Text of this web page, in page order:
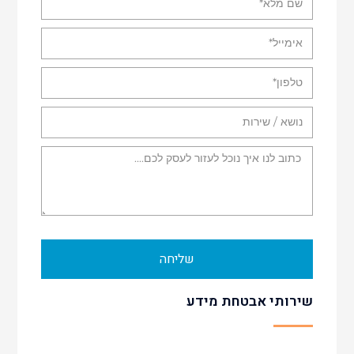
שליחה
שירותי אבטחת מידע